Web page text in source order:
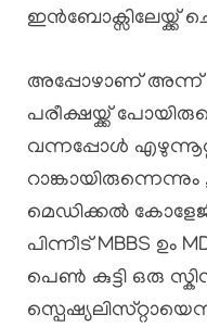
ഇൻബോക്സിലേയ്ക്ക്
അപ്പോഴാണ് അന്ന്
പരീക്ഷയ്ക്ക്
വന്നപ്പോൾ
മെഡിക്കൽ
പിന്നീട് MBBS
പെൺ കുട്ടി ഒരു